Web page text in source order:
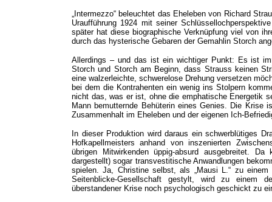
„Intermezzo“ beleuchtet das Eheleben von Richard
Uraufführung 1924 mit seiner
später hat diese biographische Verknüpfung viel von
durch das hysterische Gebaren der Gemahlin Storch
Allerdings – und das ist ein wichtiger Punkt: Es ist
Storch und Storch am Beginn, dass Strauss keinen
eine walzerleichte, schwerelose Drehung versetzen
bei dem die Kontrahenten ein wenig ins Stolpern
nicht das, was er ist, ohne die emphatische Energetik
Mann bemutternde Behüterin eines Genies. Die Krise
Zusammenhalt im Eheleben und der eigenen Ich-
In dieser Produktion wird daraus ein schwerblütiges
Hofkapellmeisters anhand von inszenierten
übrigen Mitwirkenden üppig-absurd ausgebreitet.
dargestellt) sogar transvestitische Anwandlungen
spielen. Ja, Christine selbst, als „Mausi L.“ zu
Seitenblicke-Gesellschaft gestylt, wird zu einem
überstandener Krise noch psychologisch geschickt zu